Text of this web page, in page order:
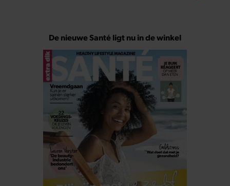
De nieuwe Santé ligt nu in de winkel